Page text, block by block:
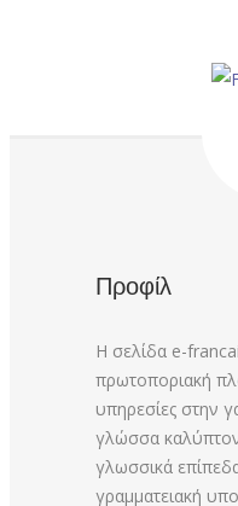
Προφίλ
Η σελίδα e-
πρωτοποριακή
υπηρεσίες στην
γλώσσα
γλωσσικά
γραμματειακή